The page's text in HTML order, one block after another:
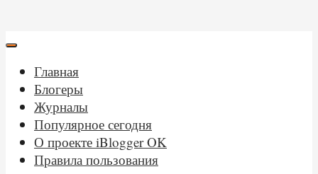
Главная
Блогеры
Журналы
Популярное сегодня
О проекте iBlogger OK
Правила пользования